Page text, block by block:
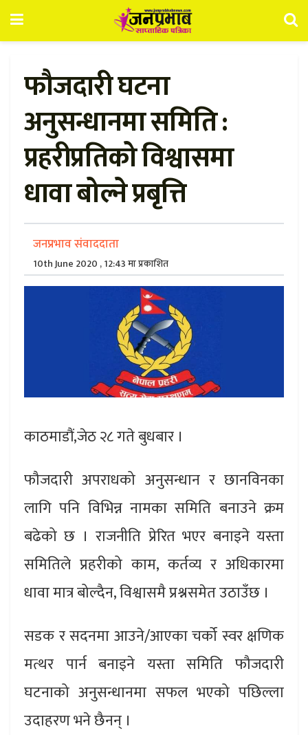
फौजदारी घटना
अनुसन्धानमा समिति :
प्रहरीप्रतिको विश्वासमा
धावा बोल्ने प्रबृत्ति
जनप्रभाव संवाददाता
10th June 2020 , 12:43 मा प्रकाशित
काठमाडौं,जेठ २८ गते बुधबार ।
फौजदारी अपराधको अनुसन्धान र छानविनका
लागि पनि विभिन्न नामका समिति बनाउने क्रम
बढेको छ । राजनीति प्रेरित भएर बनाइने यस्ता
समितिले प्रहरीको काम, कर्तव्य र अधिकारमा
धावा मात्र बोल्दैन, विश्वासमै प्रश्नसमेत उठाउँछ ।
सडक र सदनमा आउने/आएका चर्को स्वर क्षणिक
मत्थर पार्न बनाइने यस्ता समिति फौजदारी
घटनाको अनुसन्धानमा सफल भएको पछिल्ला
उदाहरण भने छैनन् ।